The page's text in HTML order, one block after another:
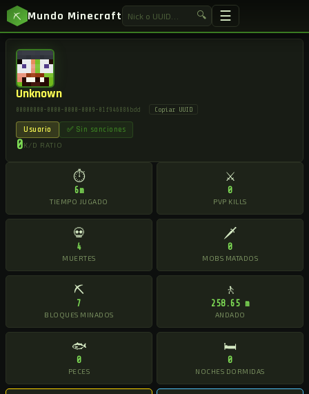
⛏ Mundo Minecraft 🔍 ☰
Unknown
00000000-0000-0000-0009-01f946886bdd Copiar UUID
Usuario ✅ Sin sanciones
0K/D RATIO
⏱
6m
TIEMPO JUGADO
⚔
0
PVP KILLS
💀
4
MUERTES
🗡
0
MOBS MATADOS
⛏
7
BLOQUES MINADOS
🚶
258.65 m
ANDADO
🐟
0
PECES
🛏
0
NOCHES DORMIDAS